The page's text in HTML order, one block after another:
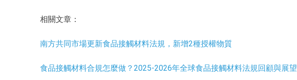
相關文章：
南方共同市場更新食品接觸材料法規，新增2種授權物質
食品接觸材料合規怎麼做？2025-2026年全球食品接觸材料法規回顧與展望